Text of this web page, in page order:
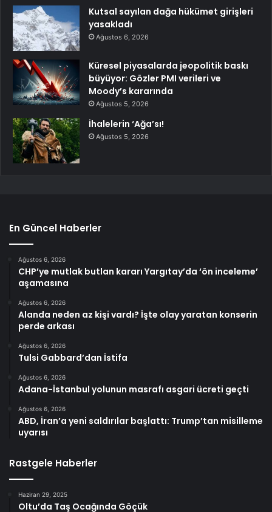
Kutsal sayılan dağa hükümet girişleri
yasakladı
Ağustos 6, 2026
Küresel piyasalarda jeopolitik baskı
büyüyor: Gözler PMI verileri ve
Moody’s kararında
Ağustos 5, 2026
İhalelerin ‘Ağa’sı!
Ağustos 5, 2026
En Güncel Haberler
Ağustos 6, 2026
CHP’ye mutlak butlan kararı Yargıtay’da ‘ön inceleme’
aşamasına
Ağustos 6, 2026
Alanda neden az kişi vardı? İşte olay yaratan konserin
perde arkası
Ağustos 6, 2026
Tulsi Gabbard’dan İstifa
Ağustos 6, 2026
Adana-İstanbul yolunun masrafı asgari ücreti geçti
Ağustos 6, 2026
ABD, İran’a yeni saldırılar başlattı: Trump’tan misilleme
uyarısı
Rastgele Haberler
Haziran 29, 2025
Oltu’da Taş Ocağında Göçük